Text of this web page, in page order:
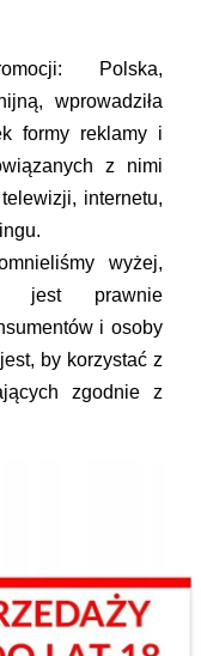
Polska,
wprowadziła
formy reklamy i
z nimi
internetu,
wyżej,
jest prawnie
i osoby
by korzystać z
zgodnie z